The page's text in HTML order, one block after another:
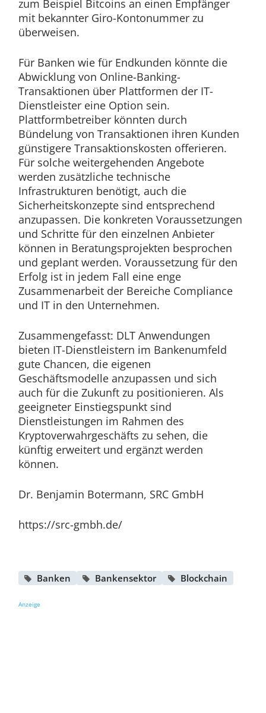
zum Beispiel Bitcoins an einen Empfänger
mit bekannter Giro-Kontonummer zu
überweisen.
Für Banken wie für Endkunden könnte die
Abwicklung von Online-Banking-
Transaktionen über Plattformen der IT-
Dienstleister eine Option sein.
Plattformbetreiber könnten durch
Bündelung von Transaktionen ihren Kunden
günstigere Transaktionskosten offerieren.
Für solche weitergehenden Angebote
werden zusätzliche technische
Infrastrukturen benötigt, auch die
Sicherheitskonzepte sind entsprechend
anzupassen. Die konkreten Voraussetzungen
und Schritte für den einzelnen Anbieter
können in Beratungsprojekten besprochen
und geplant werden. Voraussetzung für den
Erfolg ist in jedem Fall eine enge
Zusammenarbeit der Bereiche Compliance
und IT in den Unternehmen.
Zusammengefasst: DLT Anwendungen
bieten IT-Dienstleistern im Bankenumfeld
gute Chancen, die eigenen
Geschäftsmodelle anzupassen und sich
auch für die Zukunft zu positionieren. Als
geeigneter Einstiegspunkt sind
Dienstleistungen im Rahmen des
Kryptoverwahrgeschäfts zu sehen, die
künftig erweitert und ergänzt werden
können.
Dr. Benjamin Botermann, SRC GmbH
https://src-gmbh.de/
Banken Bankensektor Blockchain
Anzeige